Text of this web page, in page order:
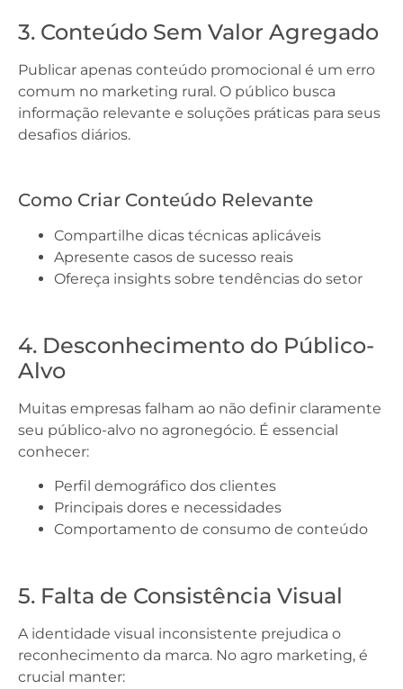
3. Conteúdo Sem Valor Agregado
Publicar apenas conteúdo promocional é um erro
comum no marketing rural. O público busca
informação relevante e soluções práticas para seus
desafios diários.
Como Criar Conteúdo Relevante
Compartilhe dicas técnicas aplicáveis
Apresente casos de sucesso reais
Ofereça insights sobre tendências do setor
4. Desconhecimento do Público-
Alvo
Muitas empresas falham ao não definir claramente
seu público-alvo no agronegócio. É essencial
conhecer:
Perfil demográfico dos clientes
Principais dores e necessidades
Comportamento de consumo de conteúdo
5. Falta de Consistência Visual
A identidade visual inconsistente prejudica o
reconhecimento da marca. No agro marketing, é
crucial manter: